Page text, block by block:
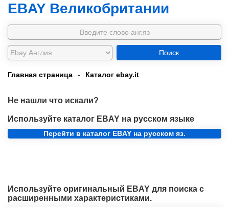
EBAY Великобритании
Поиск
Главная страница - Каталог ebay.it
Не нашли что искали?
Используйте каталог EBAY на русском языке
Перейти в каталог EBAY на русском яз.
Используйте оригинальный EBAY для поиска с
расширенными характеристиками.